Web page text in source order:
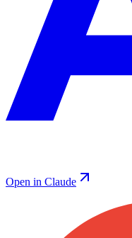
Open in Claude